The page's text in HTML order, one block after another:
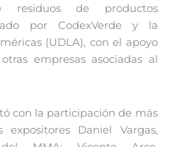
residuos de productos
por CodexVerde y la
(UDLA), con el apoyo
empresas asociadas al
con la participación de más
expositores Daniel Vargas,